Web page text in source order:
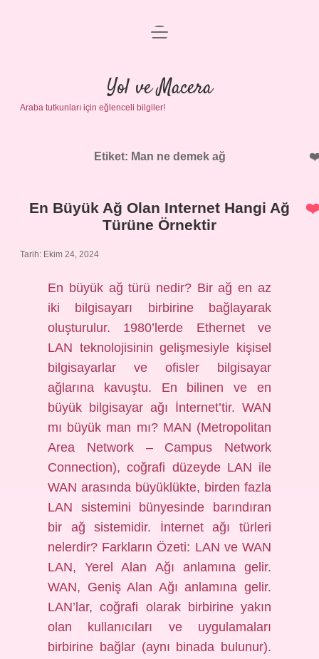
Anasayfa
Gizlilik Politikası
Yasal Uyarı
menüyü
Yol ve Macera
Araba tutkunları için eğlenceli bilgiler!
Etiket: Man ne demek ağ
En Büyük Ağ Olan Internet Hangi Ağ
Türüne Örnektir
Tarih: Ekim 24, 2024
En büyük ağ türü nedir? Bir ağ en az
iki bilgisayarı birbirine bağlayarak
oluşturulur. 1980’lerde Ethernet ve
LAN teknolojisinin gelişmesiyle kişisel
bilgisayarlar ve ofisler bilgisayar
ağlarına kavuştu. En bilinen ve en
büyük bilgisayar ağı İnternet’tir. WAN
mı büyük man mı? MAN (Metropolitan
Area Network – Campus Network
Connection), coğrafi düzeyde LAN ile
WAN arasında büyüklükte, birden fazla
LAN sistemini bünyesinde barındıran
bir ağ sistemidir. İnternet ağı türleri
nelerdir? Farkların Özeti: LAN ve WAN
LAN, Yerel Alan Ağı anlamına gelir.
WAN, Geniş Alan Ağı anlamına gelir.
LAN’lar, coğrafi olarak birbirine yakın
olan kullanıcıları ve uygulamaları
birbirine bağlar (aynı binada bulunur).